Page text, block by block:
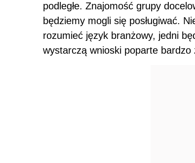
podległe. Znajomość grupy
będziemy mogli się posługiwać.
rozumieć język branżowy, jedni
wystarczą wnioski poparte bardzo